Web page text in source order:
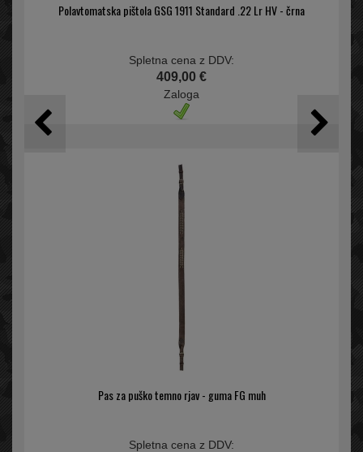
Polavtomatska pištola GSG 1911 Standard .22 Lr HV - črna
Spletna cena z DDV:
409,00 €
Zaloga
Pas za puško temno rjav - guma FG muh
Spletna cena z DDV: